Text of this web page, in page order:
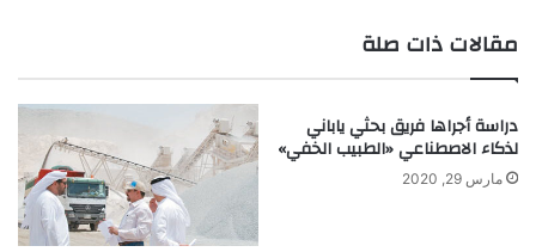
مقالات ذات صلة
دراسة أجراها فريق بحثي ياباني
لذكاء الاصطناعي «الطبيب الخفي»
مارس 29, 2020